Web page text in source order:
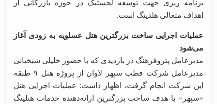
برنامه ریزی جهت توسعه لجستیک در حوزه بازرگانی از
اهداف متعالی هلدینگ است.
عملیات اجرایی ساخت بزرگترین هتل عسلویه به زودی آغاز
می‌شود
مدیرعامل پتروفرهنگ در بازدیدی که با حضور خلیلی شیخیانی
مدیرعامل شرکت قطب سپهر لاوان از پروژه هتل ۹ طبقه
این شرکت انجام گرفت، اظهار داشت: عملیات اجرایی هتل
«سپهر» با هدف ساخت بزرگترین ارائه‌دهنده خدمات هتلینگ